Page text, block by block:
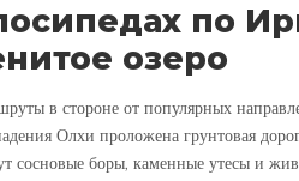
по
озеро
в стороне от популярных
Олхи проложена грунтовая
сосновые боры, каменные утесы и